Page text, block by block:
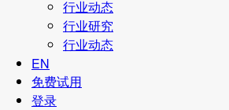
行业动态
行业研究
行业动态
EN
免费试用
登录